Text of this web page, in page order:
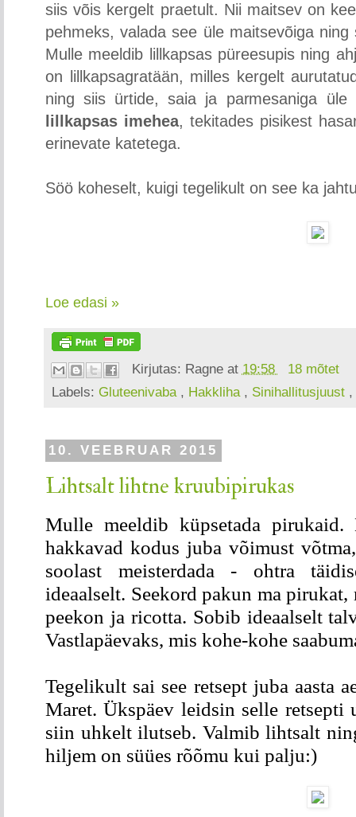
siis võis kergelt praetult. Nii maitsev on
pehmeks, valada see üle maitsevõiga
Mulle meeldib lillkapsas püreesupis ning
on lillkapsagratään, milles kergelt
ning siis ürtide, saia ja parmesaniga
lillkapsas imehea, tekitades pisikest
erinevate katetega.
Söö koheselt, kuigi tegelikult on see ka
Loe edasi »
Kirjutas: Ragne at 19:58
18 mõtet
Labels: Gluteenivaba , Hakkliha , Sinihallitusjuust ,
10. VEEBRUAR 2015
Lihtsalt lihtne kruubipirukas
Mulle meeldib küpsetada
hakkavad kodus juba võimust
soolast meisterdada - ohtra
ideaalselt. Seekord pakun ma
peekon ja ricotta. Sobib ideaalselt
Vastlapäevaks, mis kohe-kohe
Tegelikult sai see retsept juba aasta
Maret. Ükspäev leidsin selle
siin uhkelt ilutseb. Valmib lihtsalt
hiljem on süües rõõmu kui palju:)